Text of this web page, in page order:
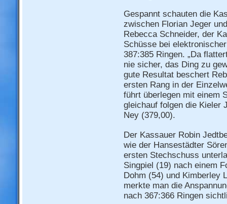
Gespannt schauten die
zwischen Florian Jeger
Rebecca Schneider, der
Schüsse bei
387:385 Ringen. „Da
nie sicher, das Ding zu
gute Resultat beschert
ersten Rang in der
führt überlegen mit einem
gleichauf folgen die Kieler
Ney (379,00).
Der Kassauer Robin
wie der Hansestädter
ersten Stechschuss
Singpiel (19) nach einem
Dohm (54) und Kimberley
merkte man die
nach 367:366 Ringen